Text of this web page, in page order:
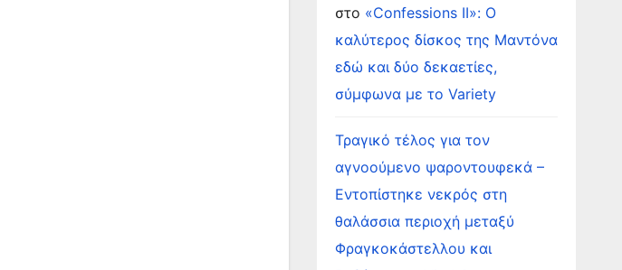
στο «Confessions II»: Ο
καλύτερος δίσκος της Μαντόνα
εδώ και δύο δεκαετίες,
σύμφωνα με το Variety
Τραγικό τέλος για τον
αγνοούμενο ψαροντουφεκά –
Εντοπίστηκε νεκρός στη
θαλάσσια περιοχή μεταξύ
Φραγκοκάστελλου και